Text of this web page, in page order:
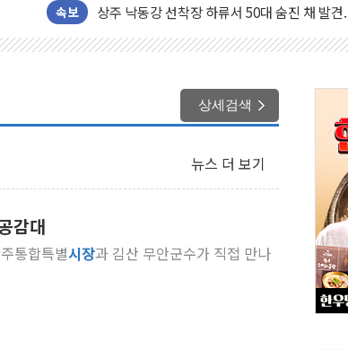
속보
[종합] 김민석, 정청래에 누적 1.48%p 차 선
민주당 경북도당위원장에 오중기 당선...합
김민석, 강원·대구·경북 경선서 정청래에
[속보] 민주, 강원·대구·경북 경선 결과...김
[속보] 민주, 경북 경선 결과 발표...김민석
[속보] 민주, 대구 경선 결과 발표...정청래
[속보] 민주, 강원 경선 결과 발표...김민석
정재헌 CEO, SKT 장기고객 400명 맞이…"
최태원, 노소영에 9440억 지급 확정되나…재
하나금융, 명동 소상공인에 '행복상자' 전달
인천시 광복절 현수막 '태극기 거꾸로' 논란
상세검색
뉴스 더 보기
감대
통합특별시장과 김산 무안군수가 직접 만나